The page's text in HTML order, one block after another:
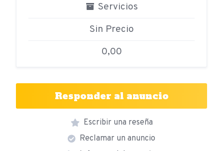
Servicios
Sin Precio
0,00
Responder al anuncio
Escribir una reseña
Reclamar un anuncio